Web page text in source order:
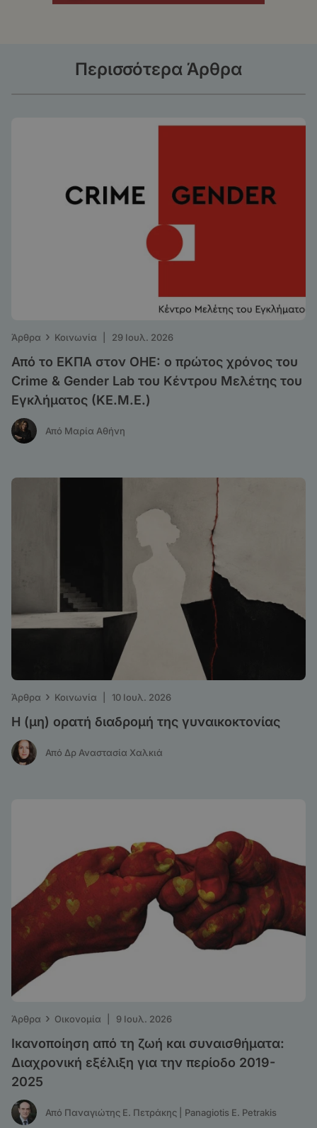
Περισσότερα Άρθρα
Άρθρα › Κοινωνία 29 Ιουλ. 2026
Από το ΕΚΠΑ στον ΟΗΕ: o πρώτος χρόνος του
Crime & Gender Lab του Κέντρου Μελέτης του
Εγκλήματος (ΚΕ.Μ.Ε.)
Από Μαρία Αθήνη
Άρθρα › Κοινωνία 10 Ιουλ. 2026
Η (μη) ορατή διαδρομή της γυναικοκτονίας
Από Δρ Αναστασία Χαλκιά
Άρθρα › Οικονομία 9 Ιουλ. 2026
Ικανοποίηση από τη ζωή και συναισθήματα:
Διαχρονική εξέλιξη για την περίοδο 2019-
2025
Από Παναγιώτης Ε. Πετράκης | Panagiotis E. Petrakis